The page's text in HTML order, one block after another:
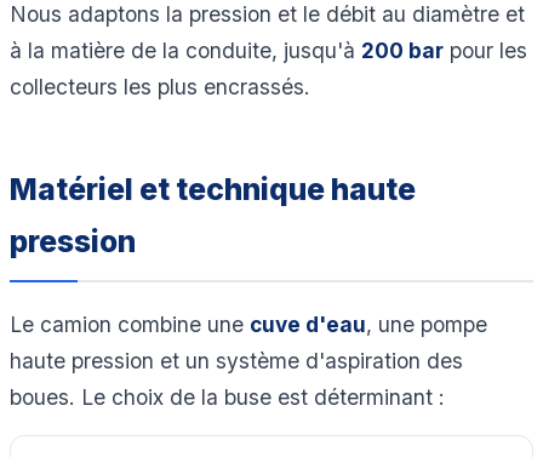
Nous adaptons la pression et le débit au diamètre et
à la matière de la conduite, jusqu'à 200 bar pour les
collecteurs les plus encrassés.
Matériel et technique haute
pression
Le camion combine une cuve d'eau, une pompe
haute pression et un système d'aspiration des
boues. Le choix de la buse est déterminant :